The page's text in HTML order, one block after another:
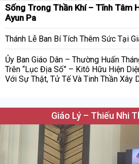
Sống Trong Thần Khí – Tĩnh Tâm
Ayun Pa
Thánh Lễ Ban Bí Tích Thêm Sức Tại
Ủy Ban Giáo Dân – Thường Huấn
Trên “Lục Địa Số” – Kitô Hữu Hiện
Với Sự Thật, Tử Tế Và Tinh Thần Xây
Giáo Lý – Thiếu Nhi